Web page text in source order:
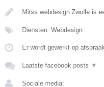
Mitss webdesign Zwolle is
Diensten: Webdesign
Er wordt gewerkt op
Laatste facebook posts ▼
Sociale media: